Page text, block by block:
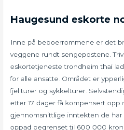
Haugesund eskorte
Inne på beboerrommene er det
veggene rundt sengepostene.
eskortetjeneste trondheim thai
for alle ansatte. Området er
fjellturer og sykkelturer.
etter 17 dager få kompensert opp
gjennomsnittlige inntekten de har
oppad begrenset til 600 000